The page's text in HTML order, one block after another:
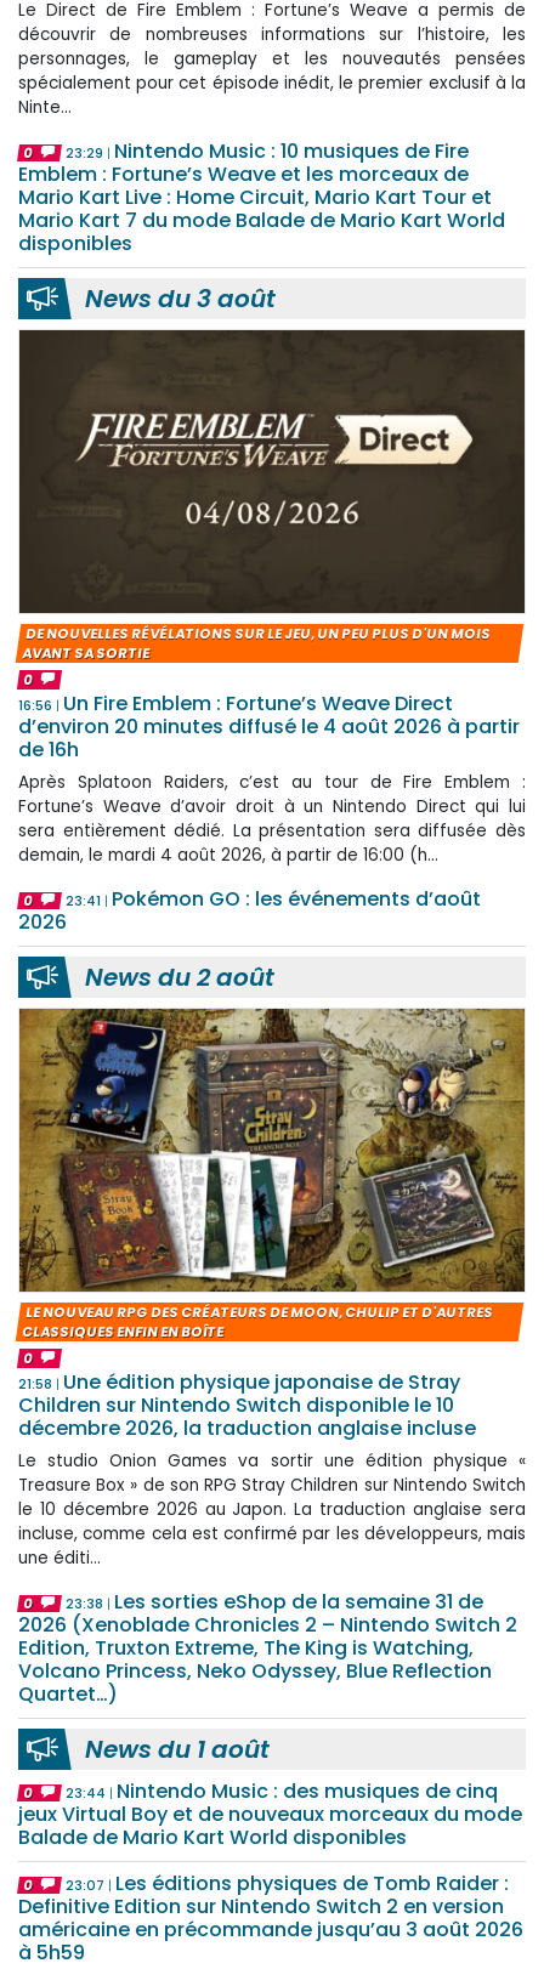
Le Direct de Fire Emblem : Fortune’s Weave a permis de
découvrir de nombreuses informations sur l’histoire, les
personnages, le gameplay et les nouveautés pensées
spécialement pour cet épisode inédit, le premier exclusif à la
Ninte...
0 23:29
Nintendo Music : 10 musiques de Fire
Emblem : Fortune’s Weave et les morceaux de
Mario Kart Live : Home Circuit, Mario Kart Tour et
Mario Kart 7 du mode Balade de Mario Kart World
disponibles
News du 3 août
DE NOUVELLES RÉVÉLATIONS SUR LE JEU, UN PEU PLUS D'UN MOIS
AVANT SA SORTIE
0
16:56
Un Fire Emblem : Fortune’s Weave Direct
d’environ 20 minutes diffusé le 4 août 2026 à partir
de 16h
Après Splatoon Raiders, c’est au tour de Fire Emblem :
Fortune’s Weave d’avoir droit à un Nintendo Direct qui lui
sera entièrement dédié. La présentation sera diffusée dès
demain, le mardi 4 août 2026, à partir de 16:00 (h...
0 23:41
Pokémon GO : les événements d’août
2026
News du 2 août
LE NOUVEAU RPG DES CRÉATEURS DE MOON, CHULIP ET D'AUTRES
CLASSIQUES ENFIN EN BOÎTE
0
21:58
Une édition physique japonaise de Stray
Children sur Nintendo Switch disponible le 10
décembre 2026, la traduction anglaise incluse
Le studio Onion Games va sortir une édition physique «
Treasure Box » de son RPG Stray Children sur Nintendo Switch
le 10 décembre 2026 au Japon. La traduction anglaise sera
incluse, comme cela est confirmé par les développeurs, mais
une éditi...
0 23:38
Les sorties eShop de la semaine 31 de
2026 (Xenoblade Chronicles 2 – Nintendo Switch 2
Edition, Truxton Extreme, The King is Watching,
Volcano Princess, Neko Odyssey, Blue Reflection
Quartet…)
News du 1 août
0 23:44
Nintendo Music : des musiques de cinq
jeux Virtual Boy et de nouveaux morceaux du mode
Balade de Mario Kart World disponibles
0 23:07
Les éditions physiques de Tomb Raider :
Definitive Edition sur Nintendo Switch 2 en version
américaine en précommande jusqu’au 3 août 2026
à 5h59